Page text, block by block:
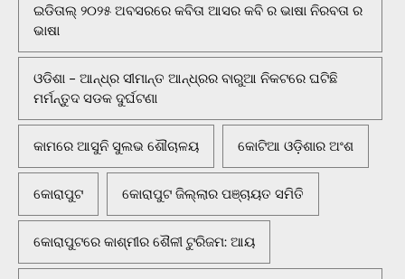
ଇଡିତାଲ୍ ୨୦୨୫ ଅବସରରେ କବିତା ଆସର କବି ର ଭାଷା ନିରବତା ର
ଭାଷା
ଓଡିଶା - ଆନ୍ଧ୍ର ସୀମାନ୍ତ ଆନ୍ଧ୍ରର ବାରୁଆ ନିକଟରେ ଘଟିଛି
ମର୍ମନ୍ତୁଦ ସଡକ ଦୁର୍ଘଟଣା
କାମରେ ଆସୁନି ସୁଲଭ ଶୌଚାଳୟ କୋଟିଆ ଓଡ଼ିଶାର ଅଂଶ
କୋରାପୁଟ କୋରାପୁଟ ଜିଲ୍ଲାର ପଞ୍ଚାୟତ ସମିତି
କୋରାପୁଟରେ କାଶ୍ମୀର ଶୈଳୀ ଟୁରିଜମ: ଆୟ